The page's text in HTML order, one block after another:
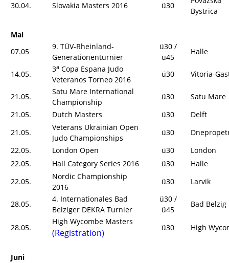
30.04. Slovakia Masters 2016 ü30
Bystrica
Mai
07.05
9. TÜV-Rheinland-
Generationenturnier
ü30 /
ü45
Halle
14.05.
3a Copa Espana Judo
Veteranos Torneo 2016
ü30 Vitoria-
21.05.
Satu Mare International
Championship
ü30
Satu Mare
21.05.
Dutch Masters ü30
Delft
21.05.
Veterans Ukrainian Open
Judo Championships
ü30
22.05.
London Open ü30
London
22.05.
Hall Category Series 2016 ü30
Halle
22.05.
Nordic Championship
2016
ü30 Larvik
28.05.
4. Internationales Bad
Belziger DEKRA Turnier
ü30 /
ü45
Bad Belzig
28.05.
High Wycombe Masters
(Registration) ü30 High
Juni